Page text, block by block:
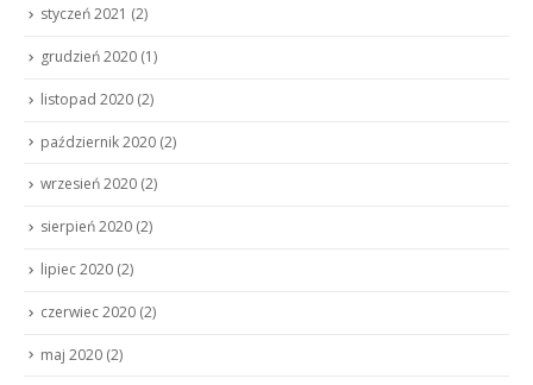
styczeń 2021 (2)
grudzień 2020 (1)
listopad 2020 (2)
październik 2020 (2)
wrzesień 2020 (2)
sierpień 2020 (2)
lipiec 2020 (2)
czerwiec 2020 (2)
maj 2020 (2)